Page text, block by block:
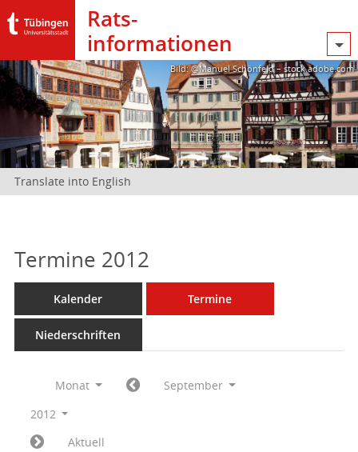
Rats­
informationen
Bild: @Manuel Schönfeld – stock.adobe.com
Translate into English
Termine 2012
Kalender Termine
Niederschriften
Monat
September
2012
Aktuell